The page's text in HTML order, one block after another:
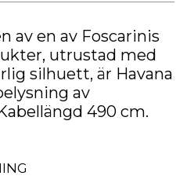
av en av Foscarinis
utrustad med
silhuett, är Havana
av
490 cm.